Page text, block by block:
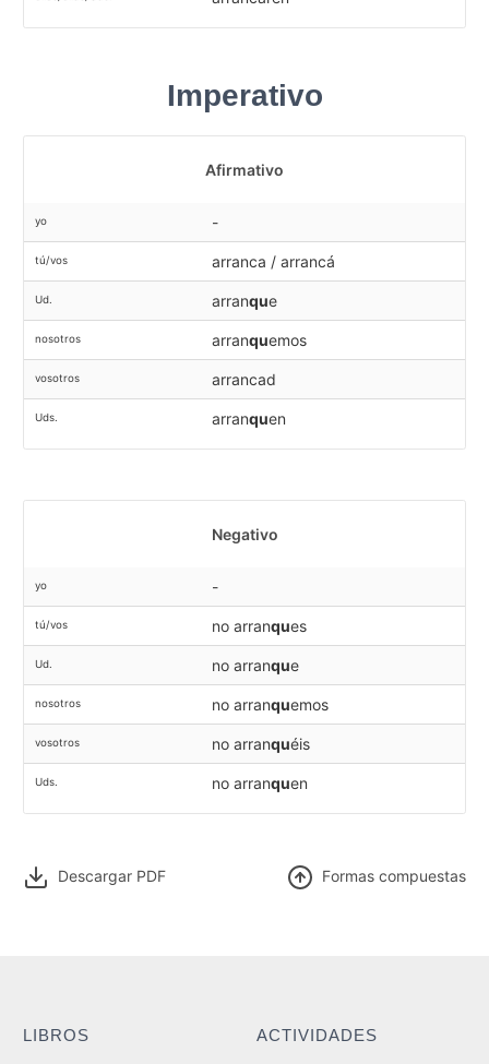
Imperativo
Afirmativo
yo -
tú/vos arranca / arrancá
Ud. arranque
nosotros arranquemos
vosotros arrancad
Uds. arranquen
Negativo
yo -
tú/vos no arranques
Ud. no arranque
nosotros no arranquemos
vosotros no arranquéis
Uds. no arranquen
Descargar PDF Formas compuestas
LIBROS ACTIVIDADES